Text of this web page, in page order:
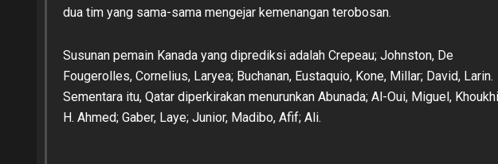
dua tim yang sama-sama mengejar kemenangan terobosan.
Susunan pemain Kanada yang diprediksi adalah Crepeau; Johnston, De
Fougerolles, Cornelius, Laryea; Buchanan, Eustaquio, Kone, Millar; David, Larin.
Sementara itu, Qatar diperkirakan menurunkan Abunada; Al-Oui, Miguel,
H. Ahmed; Gaber, Laye; Junior, Madibo, Afif; Ali.